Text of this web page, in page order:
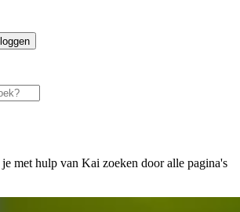
met hulp van Kai zoeken door alle pagina's